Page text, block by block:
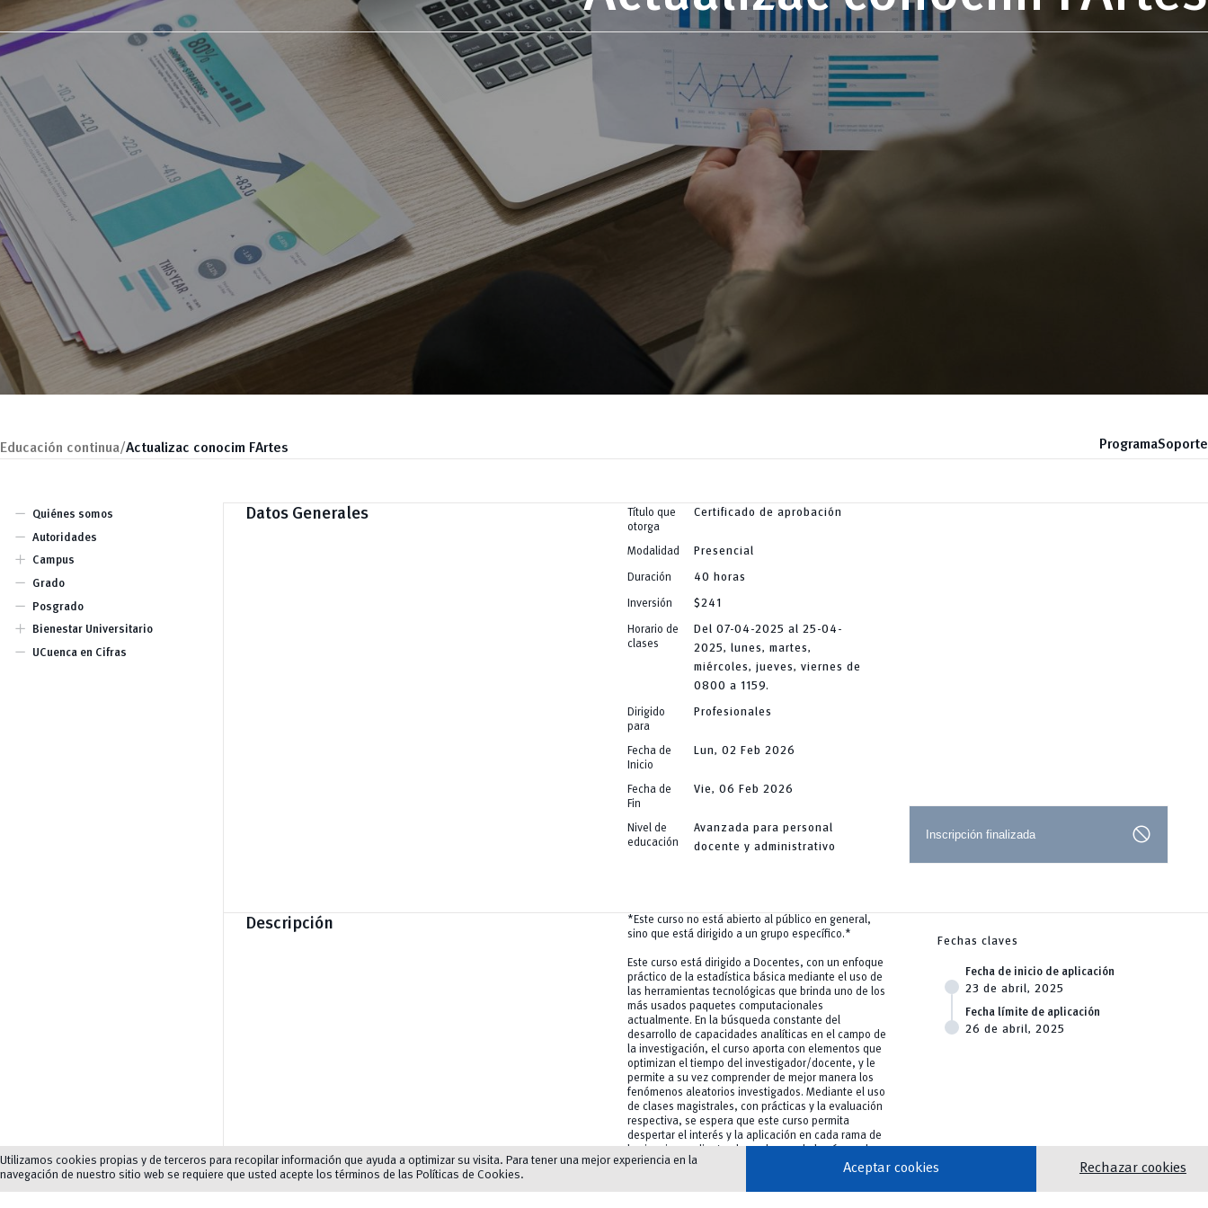
Educación continua/Actualizac conocim FArtes ProgramaSoporte
Quiénes somos
remove
Autoridades
remove
Campus
add
Central
Paraíso
Centro Histórico
Grado
remove
Posgrado
remove
Bienestar Universitario
add
Becas
UCuenca en Cifras
remove
Datos Generales
Título que
otorga
Certificado de aprobación
Modalidad Presencial
Duración 40 horas
Inversión $241
Horario de
clases
Del 07-04-2025 al 25-04-
2025, lunes, martes,
miércoles, jueves, viernes de
0800 a 1159.
Dirigido
para
Profesionales
Fecha de
Inicio
Lun, 02 Feb 2026
Fecha de
Fin
Vie, 06 Feb 2026
Nivel de
educación
Avanzada para personal
docente y administrativo
Inscripción finalizada block
Descripción
*Este curso no está abierto al público en general,
sino que está dirigido a un grupo específico.*
Este curso está dirigido a Docentes, con un enfoque
práctico de la estadística básica mediante el uso de
las herramientas tecnológicas que brinda uno de los
más usados paquetes computacionales
actualmente. En la búsqueda constante del
desarrollo de capacidades analíticas en el campo de
la investigación, el curso aporta con elementos que
optimizan el tiempo del investigador/docente, y le
permite a su vez comprender de mejor manera los
fenómenos aleatorios investigados. Mediante el uso
de clases magistrales, con prácticas y la evaluación
respectiva, se espera que este curso permita
despertar el interés y la aplicación en cada rama de
la ciencia, mediante el uso de una de las áreas de
mayor auge actualmente como lo es la estadística.
Fechas claves
Fecha de inicio de aplicación
23 de abril, 2025
Fecha límite de aplicación
26 de abril, 2025
Utilizamos cookies propias y de terceros para recopilar información que ayuda a optimizar su visita. Para tener una mejor experiencia en la
navegación de nuestro sitio web se requiere que usted acepte los términos de las Políticas de Cookies. Aceptar cookies Rechazar cookies